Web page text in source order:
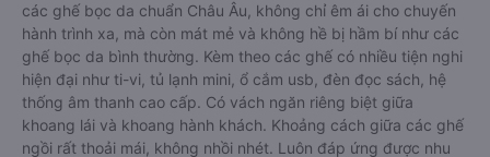
các ghế bọc da chuẩn Châu Âu, không chỉ êm ái cho chuyến
hành trình xa, mà còn mát mẻ và không hề bị hầm bí như các
ghế bọc da bình thường. Kèm theo các ghế có nhiều tiện nghi
hiện đại như ti-vi, tủ lạnh mini, ổ cắm usb, đèn đọc sách, hệ
thống âm thanh cao cấp. Có vách ngăn riêng biệt giữa
khoang lái và khoang hành khách. Khoảng cách giữa các ghế
ngồi rất thoải mái, không nhồi nhét. Luôn đáp ứng được nhu